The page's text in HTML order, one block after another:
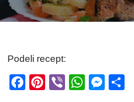
Podeli recept:
F
Pi
Vi
W
M